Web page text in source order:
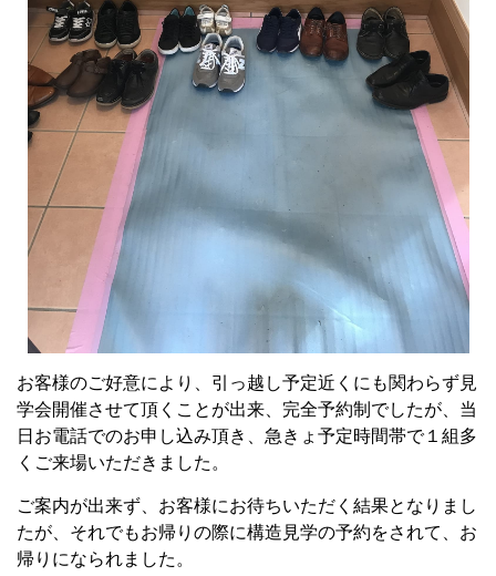
お客様のご好意により、引っ越し予定近くにも関わらず見
学会開催させて頂くことが出来、完全予約制でしたが、当
日お電話でのお申し込み頂き、急きょ予定時間帯で１組多
くご来場いただきました。
ご案内が出来ず、お客様にお待ちいただく結果となりまし
たが、それでもお帰りの際に構造見学の予約をされて、お
帰りになられました。